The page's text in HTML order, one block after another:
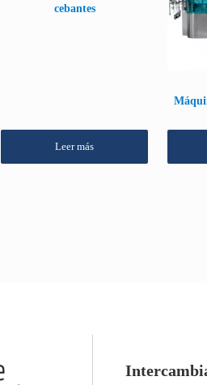
cebantes
Leer más